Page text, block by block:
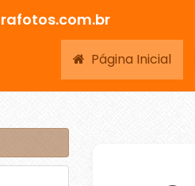
Página Inicial